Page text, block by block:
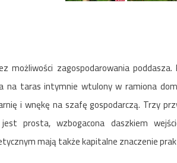
możliwości zagospodarowania
na taras intymnie wtulony w ramiona
i wnękę na szafę gospodarczą. Trzy
prosta, wzbogacona daszkiem
mają także kapitalne znaczenie